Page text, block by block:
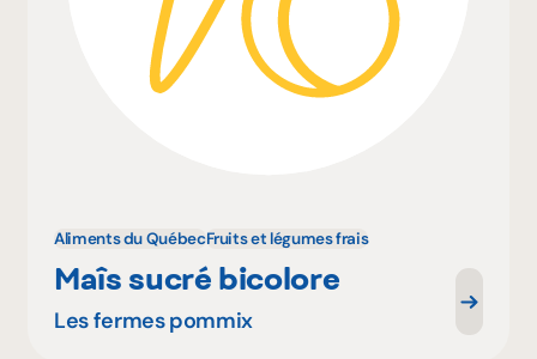
Aliments du QuébecFruits et légumes frais
Maîs sucré bicolore
Les fermes pommix